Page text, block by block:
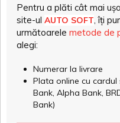
Pentru a plăti cât mai
site-ul AUTO SOFT, îți
următoarele metode de
alegi:
Numerar la livrare
Plata online cu
Bank, Alpha Bank,
Bank)